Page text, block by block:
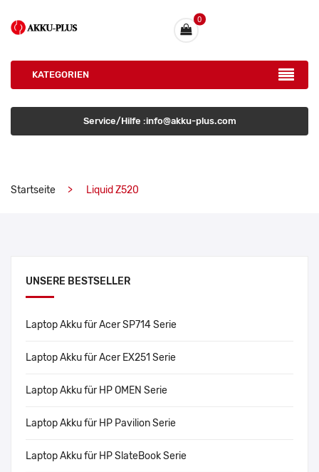
0
KATEGORIEN
Service/Hilfe :info@akku-plus.com
Startseite Liquid Z520
UNSERE BESTSELLER
Laptop Akku für Acer SP714 Serie
Laptop Akku für Acer EX251 Serie
Laptop Akku für HP OMEN Serie
Laptop Akku für HP Pavilion Serie
Laptop Akku für HP SlateBook Serie